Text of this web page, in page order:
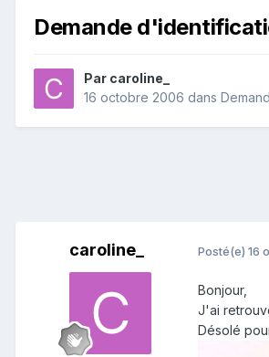
Demande
Par caroline_
16 octobre 2006 dans
caroline_ Posté(e) 16
Bonjour,
J'ai
Désolé